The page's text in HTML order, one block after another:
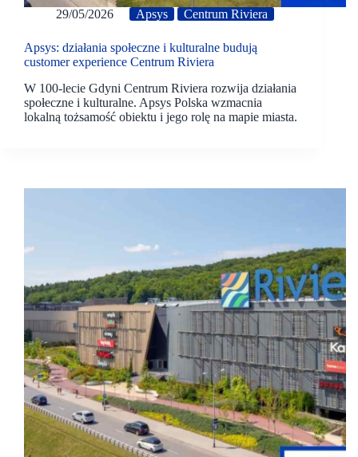
29/05/2026 Apsys Centrum Riviera
Apsys: działania społeczne i kulturalne budują
customer experience Centrum Riviera
W 100-lecie Gdyni Centrum Riviera rozwija działania
społeczne i kulturalne. Apsys Polska wzmacnia
lokalną tożsamość obiektu i jego rolę na mapie miasta.